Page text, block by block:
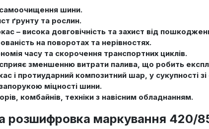
самоочищення шини.
ґрунту та рослин.
– висока довговічність та захист від
на поворотах та нерівностях.
часу та скорочення транспортних циклів.
зменшенню витрати палива, що робить
і протиударний композитний шар, у сукупності
міцності шини.
комбайнів, техніки з навісним обладнанням.
розшифровка маркування 420/